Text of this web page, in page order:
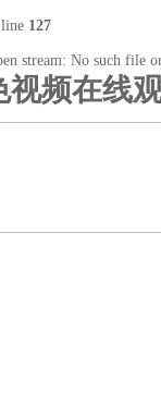
127
stream: No such file
频在线